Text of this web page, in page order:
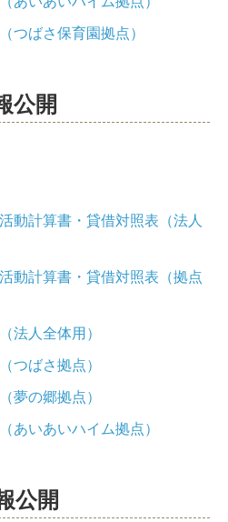
つばさ保育園拠点）
公開
動計算書・貸借対照表（法人
動計算書・貸借対照表（拠点
法人全体用）
つばさ拠点）
夢の郷拠点）
あいあいハイム拠点）
公開